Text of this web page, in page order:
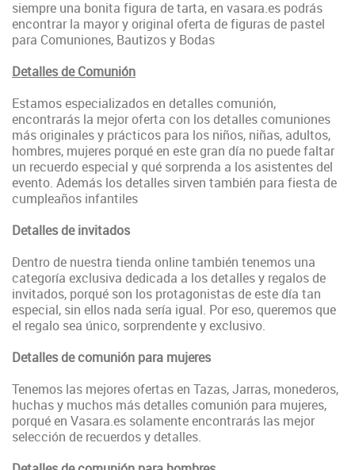
siempre una bonita figura de tarta, en vasara.es podrás
encontrar la mayor y original oferta de figuras de pastel
para Comuniones, Bautizos y Bodas
Detalles de Comunión
Estamos especializados en detalles comunión,
encontrarás la mejor oferta con los detalles comuniones
más originales y prácticos para los niños, niñas, adultos,
hombres, mujeres porqué en este gran día no puede faltar
un recuerdo especial y qué sorprenda a los asistentes del
evento. Además los detalles sirven también para fiesta de
cumpleaños infantiles
Detalles de invitados
Dentro de nuestra tienda online también tenemos una
categoría exclusiva dedicada a los detalles y regalos de
invitados, porqué son los protagonistas de este día tan
especial, sin ellos nada sería igual. Por eso, queremos que
el regalo sea único, sorprendente y exclusivo.
Detalles de comunión para mujeres
Tenemos las mejores ofertas en Tazas, Jarras, monederos,
huchas y muchos más detalles comunión para mujeres,
porqué en Vasara.es solamente encontrarás las mejor
selección de recuerdos y detalles.